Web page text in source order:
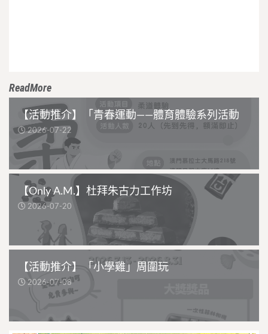
ReadMore
【活動推介】「青春運動——體育體驗系列活動
2026-07-22
【Only A.M.】杜拜朱古力工作坊
2026-07-20
【活動推介】「小學雞」周圍玩
2026-07-08